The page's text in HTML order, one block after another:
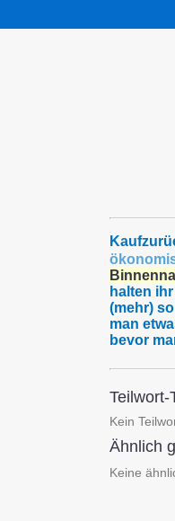
halten
(mehr)
man
bevor
Teilwort-
Kein
Ähnlich
Keine